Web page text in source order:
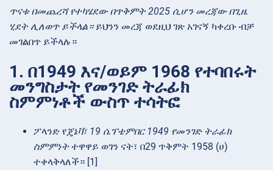
ጥናቱ በመጨረሻ የተካሄደው በጥቅምት 2025 ሲሆን መረጃው በጊዜ
ሂደት ሊለወጥ ይችላል።ይህንን መረጃ ወደዚህ ገጽ አገናኝ ካቀረቡ ብቻ
መገልበጥ ይችላሉ።
1. በ1949 እና/ወይም 1968 የተባበሩት
መንግስታት የመንገድ ትራፊክ
ስምምነቶች ውስጥ ተሳትፎ
ፖላንድ የጄኔቫ፣ 19 ሴፕቴምበር 1949 የመንገድ ትራፊክ
ስምምነትተዋዋይ ወገን ናት፣ በ29 ጥቅምት 1958 (ሀ)
ተቀላቅላለች። [1]